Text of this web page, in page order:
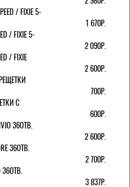
/ FIXIE 5-
1 670Р.
/ FIXIE 5-
2 090Р.
/ FIXIE
2 600Р.
700Р.
С
600Р.
36ОТВ.
2 600Р.
36ОТВ.
2 700Р.
3 837Р.